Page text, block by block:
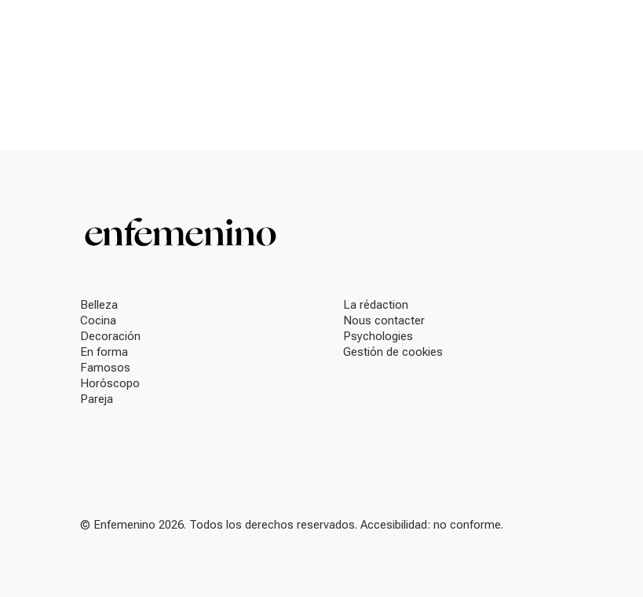
Belleza
Cocina
Decoración
En forma
Famosos
Horóscopo
Pareja
La rédaction
Nous contacter
Psychologies
Gestión de cookies
© Enfemenino 2026. Todos los derechos reservados. Accesibilidad: no conforme.